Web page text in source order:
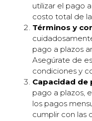
utilizar el pago
costo total de
Términos y
pago a plazos
Asegúrate de
condiciones y
Capacidad de
pago a plazos,
los pagos
cumplir con las